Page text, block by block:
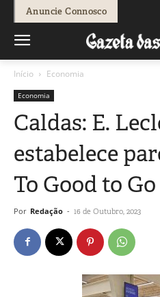
Anuncie Connosco
Início Economia
Economia
Caldas: E.
estabelece
To Good to Go
Por Redação - 16 de Outubro, 2023